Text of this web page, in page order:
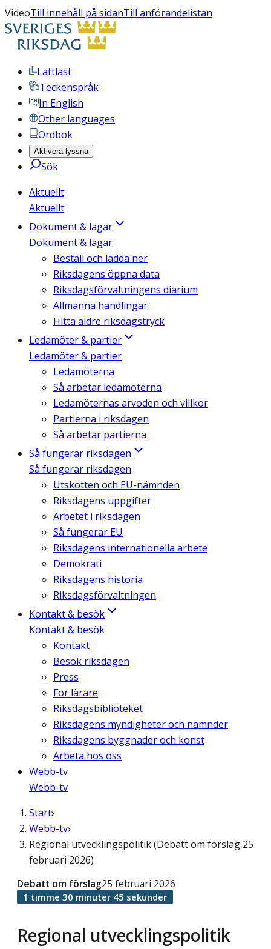
VideoTill innehåll på sidanTill anförandelistan
Lättläst
Teckenspråk
In English
Other languages
Ordbok
Aktivera lyssna
Sök
Aktuellt
Aktuellt
Dokument & lagar
Dokument & lagar
Beställ och ladda ner
Riksdagens öppna data
Riksdagsförvaltningens diarium
Allmänna handlingar
Hitta äldre riksdagstryck
Ledamöter & partier
Ledamöter & partier
Ledamöterna
Så arbetar ledamöterna
Ledamöternas arvoden och villkor
Partierna i riksdagen
Så arbetar partierna
Så fungerar riksdagen
Så fungerar riksdagen
Utskotten och EU-nämnden
Riksdagens uppgifter
Arbetet i riksdagen
Så fungerar EU
Riksdagens internationella arbete
Demokrati
Riksdagens historia
Riksdagsförvaltningen
Kontakt & besök
Kontakt & besök
Kontakt
Besök riksdagen
Press
För lärare
Riksdagsbiblioteket
Riksdagens myndigheter och nämnder
Riksdagens byggnader och konst
Arbeta hos oss
Webb-tv
Webb-tv
Start
Webb-tv
Regional utvecklingspolitik (Debatt om förslag 25
februari 2026)
Regional utvecklingspolitik
Debatt om förslag25 februari 2026
1 timme 30 minuter 45 sekunder